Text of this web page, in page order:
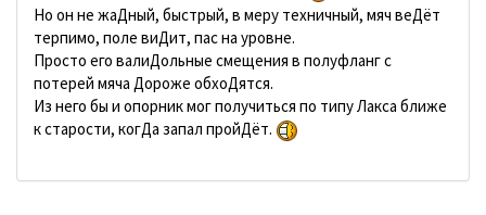
Но он не жаДный, быстрый, в меру техничный, мяч веДёт
терпимо, поле виДит, пас на уровне.
Просто его валиДольные смещения в полуфланг с
потерей мяча Дороже обхоДятся.
Из него бы и опорник мог получиться по типу Лакса ближе
к старости, когДа запал пройДёт.